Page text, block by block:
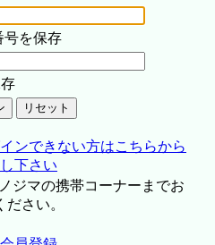
号を保存
ンできない方はこちらから
下さい
ジマの携帯コーナーまでお
ださい。